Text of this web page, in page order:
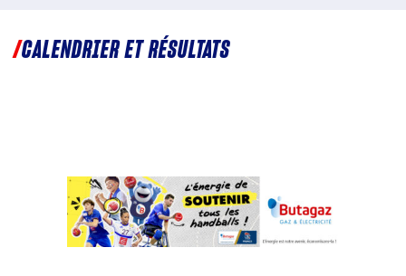
CALENDRIER ET RÉSULTATS